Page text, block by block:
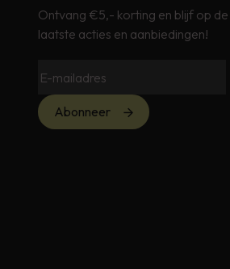
Ontvang €5,- korting en blijf op
laatste acties en aanbiedingen!
Abonneer